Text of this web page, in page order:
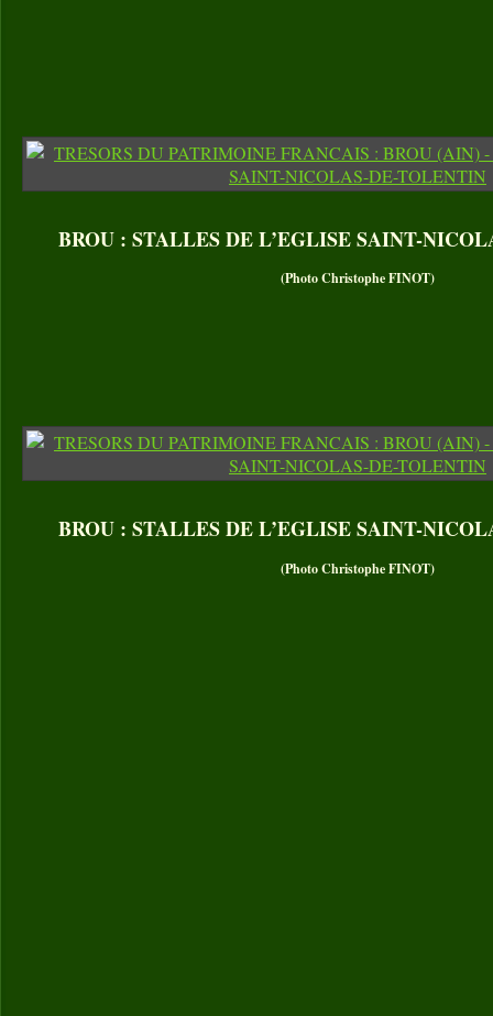
BROU : STALLES DE L’EGLISE SAINT-
(Photo Christophe FINOT)
BROU : STALLES DE L’EGLISE SAINT-
(Photo Christophe FINOT)